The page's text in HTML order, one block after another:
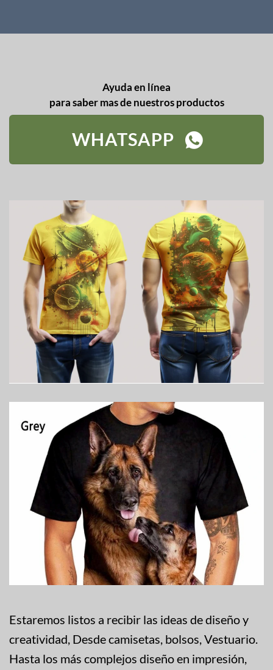
Ayuda en línea
para saber mas de nuestros productos
WHATSAPP
Estaremos listos a recibir las ideas de diseño y
creatividad, Desde camisetas, bolsos, Vestuario.
Hasta los más complejos diseño en impresión,